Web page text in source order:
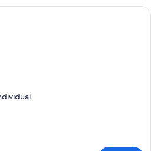
Habitación de hotel moderna con